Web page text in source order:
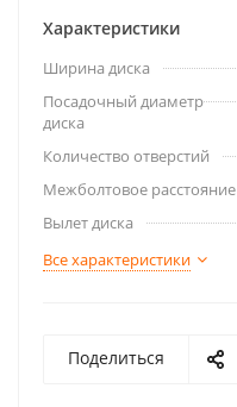
Характеристики
Ширина диска
Посадочный диаметр
диска
Количество отверстий
Межболтовое расстояние
Вылет диска
Все характеристики
Поделиться